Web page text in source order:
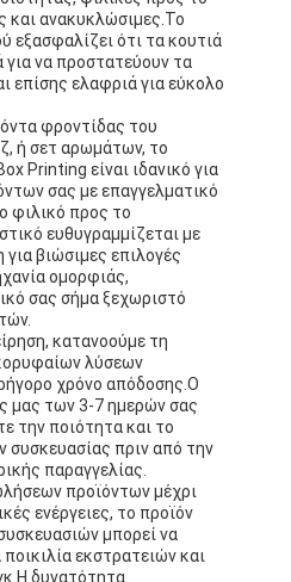
τσάντα μασκών
ειδικούς
πακέτο
και ανακυκλώσιμες.Το
εξασφαλίζει ότι τα κουτιά
για να προστατεύουν τα
επίσης ελαφριά για εύκολο
φροντίδας του
ή σετ αρωμάτων, το
Printing είναι ιδανικό για
σας με επαγγελματικό
φιλικό προς το
ευθυγραμμίζεται με
βιώσιμες επιλογές
ομορφιάς,
σας σήμα ξεχωριστό
κατανοούμε τη
λύσεων
χρόνο απόδοσης.Ο
μας των 3-7 ημερών σας
την ποιότητα και το
συσκευασίας πριν από την
παραγγελίας.
προϊόντων μέχρι
ενέργειες, το προϊόν
μπορεί να
ποικιλία εκστρατειών και
δυνατότητα